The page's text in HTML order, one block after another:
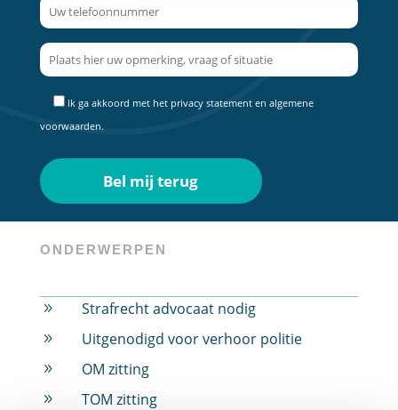
Ik ga akkoord met het privacy statementen algemene
voorwaarden.
ONDERWERPEN
9 Strafrecht advocaat nodig
9 Uitgenodigd voor verhoor politie
9 OM zitting
9 TOM zitting